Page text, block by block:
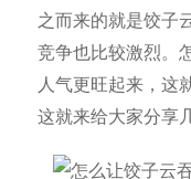
之而来的就是饺子
竞争也比较激烈。
人气更旺起来，这
这就来给大家分享